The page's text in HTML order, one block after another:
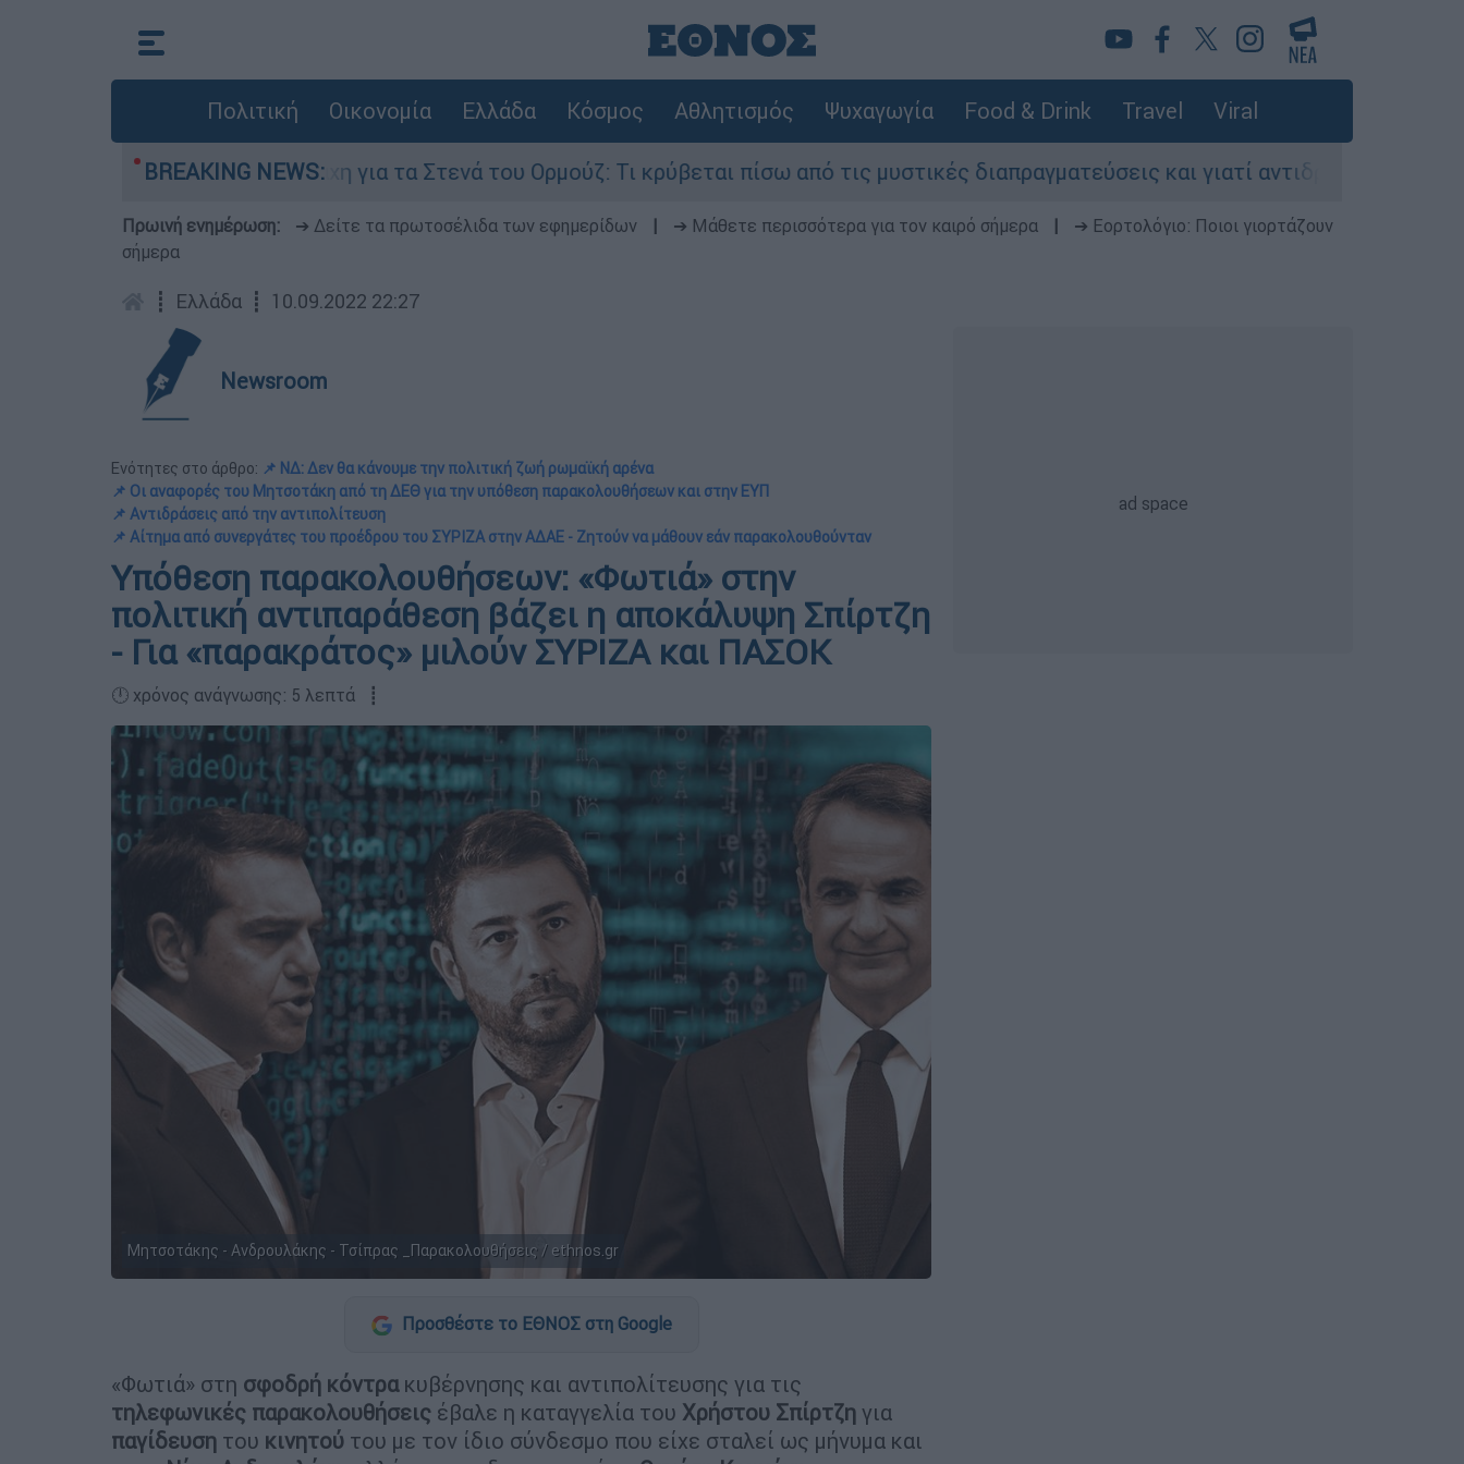
Πολιτική Οικονομία Ελλάδα Κόσμος Αθλητισμός Ψυχαγωγία Food & Drink Travel Viral
BREAKING NEWS:
Η μάχη για τα Στενά του Ορμούζ: Τι κρύβεται πίσω από τις μυστικές διαπραγματεύσεις και γιατί αντιδρούν οι ΗΠΑ
Πρωινή ενημέρωση: ➔ Δείτε τα πρωτοσέλιδα των εφημερίδων ➔ Μάθετε περισσότερα για τον καιρό σήμερα
➔ Εορτολόγιο: Ποιοι γιορτάζουν
σήμερα
┋ Ελλάδα ┋ 10.09.2022 22:27
Newsroom
Ενότητες στο άρθρο: 📌 ΝΔ: Δεν θα κάνουμε την πολιτική ζωή ρωμαϊκή αρένα
📌 Οι αναφορές του Μητσοτάκη από τη ΔΕΘ για την υπόθεση παρακολουθήσεων και στην ΕΥΠ
📌 Αντιδράσεις από την αντιπολίτευση
📌 Αίτημα από συνεργάτες του προέδρου του ΣΥΡΙΖΑ στην ΑΔΑΕ - Ζητούν να μάθουν εάν παρακολουθούνταν
Υπόθεση παρακολουθήσεων: «Φωτιά» στην
πολιτική αντιπαράθεση βάζει η αποκάλυψη Σπίρτζη
- Για «παρακράτος» μιλούν ΣΥΡΙΖΑ και ΠΑΣΟΚ
🕛 χρόνος ανάγνωσης: 5 λεπτά ┋
Μητσοτάκης - Ανδρουλάκης - Τσίπρας _Παρακολουθήσεις / ethnos.gr
Προσθέστε το ΕΘΝΟΣ στη Google
«Φωτιά» στη σφοδρή κόντρακυβέρνησης και αντιπολίτευσης για τις
τηλεφωνικές παρακολουθήσεις έβαλε η καταγγελία του Χρήστου Σπίρτζη για
παγίδευση του κινητού του με τον ίδιο σύνδεσμο που είχε σταλεί ως μήνυμα και